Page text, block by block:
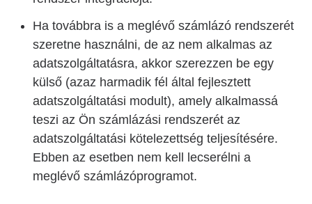
Ha továbbra is a meglévő számlázó rendszerét
szeretne használni, de az nem alkalmas az
adatszolgáltatásra, akkor szerezzen be egy
külső (azaz harmadik fél által fejlesztett
adatszolgáltatási modult), amely alkalmassá
teszi az Ön számlázási rendszerét az
adatszolgáltatási kötelezettség teljesítésére.
Ebben az esetben nem kell lecserélni a
meglévő számlázóprogramot.